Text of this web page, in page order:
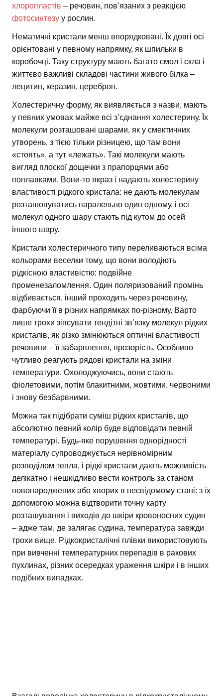
хлоропластів – речовин, пов’язаних з реакцією
фотосинтезу у рослин.
Нематичні кристали менш впорядковані. Їх довгі осі
орієнтовані у певному напрямку, як шпильки в
коробочці. Таку структуру мають багато смол і скла і
життєво важливі складові частини живого білка –
лецитин, керазин, цереброн.
Холестеричну форму, як виявляється з назви, мають
у певних умовах майже всі з’єднання холестерину. Їх
молекули розташовані шарами, як у смектичних
утворень, з тією тільки різницею, що там вони
«стоять», а тут «лежать». Такі молекули мають
вигляд плоскої дощечки з прапорцями або
поплавками. Вони-то якраз і надають холестерину
властивості рідкого кристала: не дають молекулам
розташовуватись паралельно один одному, і осі
молекул одного шару стають під кутом до осей
іншого шару.
Кристали холестеричного типу переливаються всіма
кольорами веселки тому, що вони володіють
рідкісною властивістю: подвійне
променезаломлення. Один поляризований промінь
відбивається, інший проходить через речовину,
фарбуючи її в різних напрямках по-різному. Варто
лише трохи зіпсувати тендітні зв’язку молекул рідких
кристалів, як різко змінюються оптичні властивості
речовини – її забарвлення, прозорість. Особливо
чутливо реагують рядові кристали на зміни
температури. Охолоджуючись, вони стають
фіолетовими, потім блакитними, жовтими, червоними
і знову безбарвними.
Можна так підібрати суміш рідких кристалів, що
абсолютно певний колір буде відповідати певній
температурі. Будь-яке порушення однорідності
матеріалу супроводжується нерівномірним
розподілом тепла, і рідкі кристали дають можливість
делікатно і нешкідливо вести контроль за станом
новонароджених або хворих в несвідомому стані: з їх
допомогою можна відтворити точну карту
розташування і виходів до шкіри кровоносних судин
– адже там, де залягає судина, температура завжди
трохи вище. Рідкокристалічні плівки використовують
при вивченні температурних перепадів в ракових
пухлинах, різних осередках ураження шкіри і в інших
подібних випадках.